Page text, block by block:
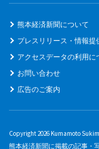
熊本経済新聞について
プレスリリース・情報提
アクセスデータの利用に
お問い合わせ
広告のご案内
Copyright 2026 Kumamoto
熊本経済新聞に掲載の記事・